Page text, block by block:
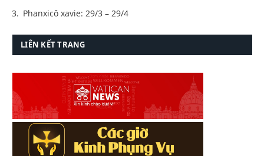
Phanxicô xavie: 29/3 – 29/4
LIÊN KẾT TRANG